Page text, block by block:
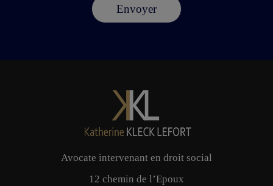
Avocate intervenant en droit social
12 chemin de l’Epoux